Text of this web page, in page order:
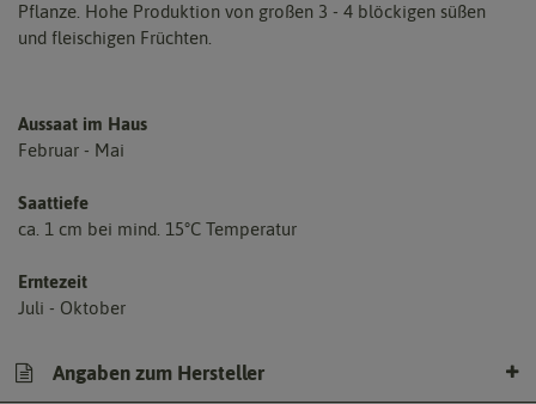
Pflanze. Hohe Produktion von großen 3 - 4 blöckigen süßen
und fleischigen Früchten.
Aussaat im Haus
Februar - Mai
Saattiefe
ca. 1 cm bei mind. 15°C Temperatur
Erntezeit
Juli - Oktober
Angaben zum Hersteller